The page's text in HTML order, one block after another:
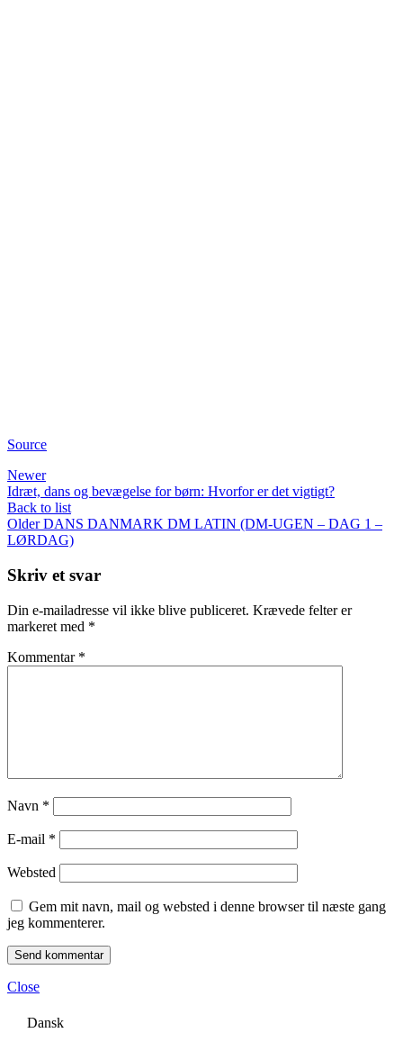
Source
Newer
Idræt, dans og bevægelse for børn: Hvorfor er det vigtigt?
Back to list
Older DANS DANMARK DM LATIN (DM-UGEN – DAG 1 –
LØRDAG)
Skriv et svar
Din e-mailadresse vil ikke blive publiceret. Krævede felter er
markeret med *
Kommentar *
Navn *
E-mail *
Websted
Gem mit navn, mail og websted i denne browser til næste gang
jeg kommenterer.
Close
Dansk